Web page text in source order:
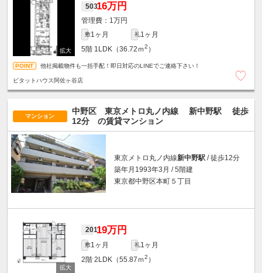
50316万円
1万円
敷1ヶ月 礼1ヶ月
5階 1LDK（36.72ｍ2 ）
他社掲載物件も一括手配！即日対応のLINEでご連絡下さい！
ピタットハウス阿佐ヶ谷店
マンション
中野区 東京メトロ丸ノ内線 新中野駅
徒歩
12分 の賃貸マンション
東京メトロ丸ノ内線新中野駅 / 徒歩12分
築年月1993年3月 / 5階建
東京都中野区本町５丁目
20119万円
敷1ヶ月 礼1ヶ月
2階 2LDK（55.87ｍ2 ）